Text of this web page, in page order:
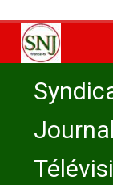
contenu